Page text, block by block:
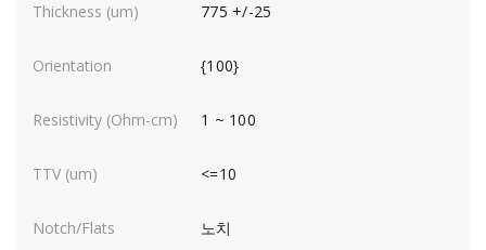
775 +/-25
{100}
1 ~ 100
<=10
노치